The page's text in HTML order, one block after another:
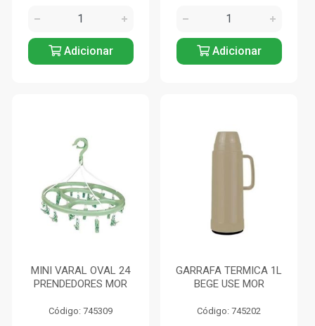
Adicionar Adicionar
MINI VARAL OVAL 24
PRENDEDORES MOR
Código: 745309
GARRAFA TERMICA 1L
BEGE USE MOR
Código: 745202